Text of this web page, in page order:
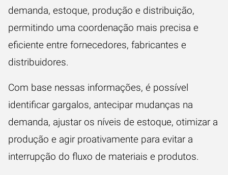
demanda, estoque, produção e distribuição,
permitindo uma coordenação mais precisa e
eficiente entre fornecedores, fabricantes e
distribuidores.
Com base nessas informações, é possível
identificar gargalos, antecipar mudanças na
demanda, ajustar os níveis de estoque, otimizar a
produção e agir proativamente para evitar a
interrupção do fluxo de materiais e produtos.